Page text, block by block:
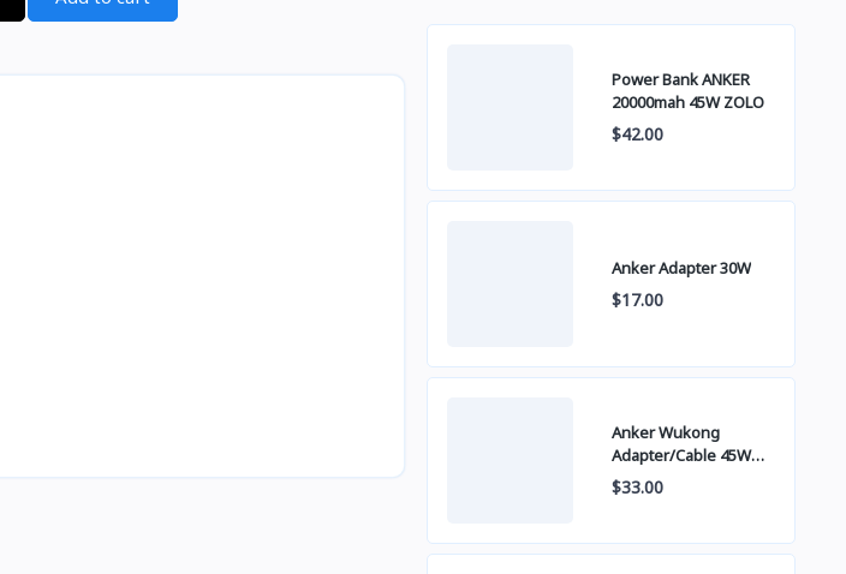
Power Bank ANKER
20000mah 45W ZOLO
$42.00
Anker Adapter 30W
$17.00
Anker Wukong
Adapter/Cable 45W
B2692
$33.00